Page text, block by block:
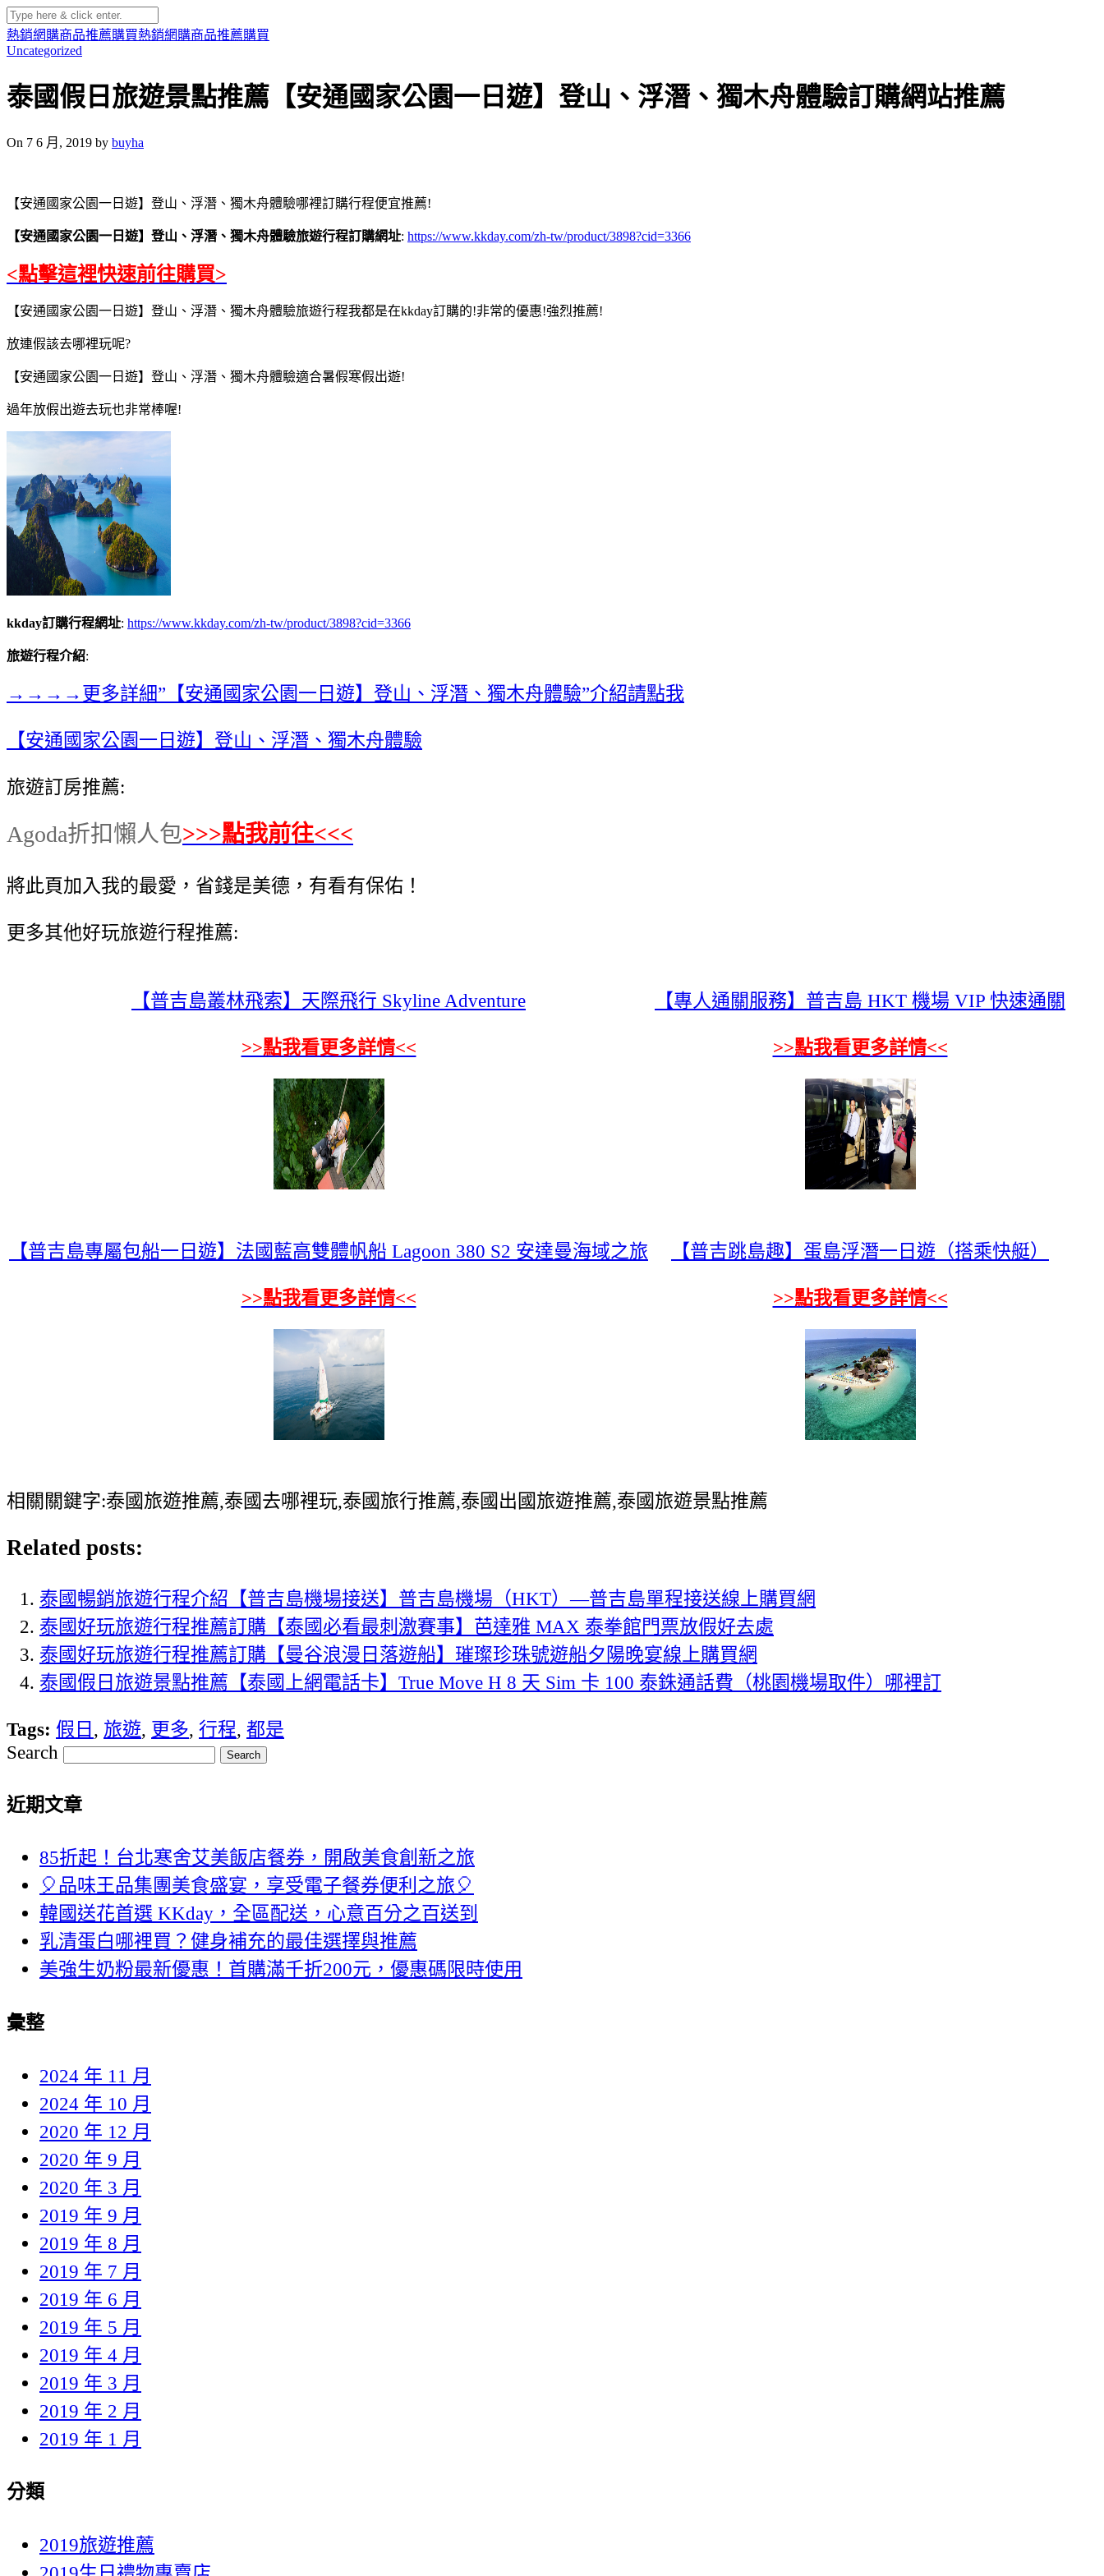
熱銷網購商品推薦購買熱銷網購商品推薦購買
Uncategorized
泰國假日旅遊景點推薦【安通國家公園一日遊】登山、浮潛、獨木舟體驗訂購網站推薦
On 7 6 月, 2019 by buyha
【安通國家公園一日遊】登山、浮潛、獨木舟體驗哪裡訂購行程便宜推薦!
【安通國家公園一日遊】登山、浮潛、獨木舟體驗旅遊行程訂購網址: https://www.kkday.com/zh-tw/product/3898?cid=3366
<點擊這裡快速前往購買>
【安通國家公園一日遊】登山、浮潛、獨木舟體驗旅遊行程我都是在kkday訂購的!非常的優惠!強烈推薦!
放連假該去哪裡玩呢?
【安通國家公園一日遊】登山、浮潛、獨木舟體驗適合暑假寒假出遊!
過年放假出遊去玩也非常棒喔!
kkday訂購行程網址: https://www.kkday.com/zh-tw/product/3898?cid=3366
旅遊行程介紹:
→→→→更多詳細”【安通國家公園一日遊】登山、浮潛、獨木舟體驗”介紹請點我
【安通國家公園一日遊】登山、浮潛、獨木舟體驗
旅遊訂房推薦:
Agoda折扣懶人包>>>點我前往<<<
將此頁加入我的最愛，省錢是美德，有看有保佑！
更多其他好玩旅遊行程推薦:
【普吉島叢林飛索】天際飛行 Skyline Adventure
>>點我看更多詳情<<
【專人通關服務】普吉島 HKT 機場 VIP 快速通關
>>點我看更多詳情<<
【普吉島專屬包船一日遊】法國藍高雙體帆船 Lagoon 380 S2 安達曼海域之旅
>>點我看更多詳情<<
【普吉跳島趣】蛋島浮潛一日遊（搭乘快艇）
>>點我看更多詳情<<
相關關鍵字:泰國旅遊推薦,泰國去哪裡玩,泰國旅行推薦,泰國出國旅遊推薦,泰國旅遊景點推薦
Related posts:
泰國暢銷旅遊行程介紹【普吉島機場接送】普吉島機場（HKT）—普吉島單程接送線上購買網
泰國好玩旅遊行程推薦訂購【泰國必看最刺激賽事】芭達雅 MAX 泰拳館門票放假好去處
泰國好玩旅遊行程推薦訂購【曼谷浪漫日落遊船】璀璨珍珠號遊船夕陽晚宴線上購買網
泰國假日旅遊景點推薦【泰國上網電話卡】True Move H 8 天 Sim 卡 100 泰銖通話費（桃園機場取件）哪裡訂
Tags: 假日 , 旅遊, 更多, 行程, 都是
Search
近期文章
85折起！台北寒舍艾美飯店餐券，開啟美食創新之旅
🎈品味王品集團美食盛宴，享受電子餐券便利之旅🎈
韓國送花首選 KKday，全區配送，心意百分之百送到
乳清蛋白哪裡買？健身補充的最佳選擇與推薦
美強生奶粉最新優惠！首購滿千折200元，優惠碼限時使用
彙整
2024 年 11 月
2024 年 10 月
2020 年 12 月
2020 年 9 月
2020 年 3 月
2019 年 9 月
2019 年 8 月
2019 年 7 月
2019 年 6 月
2019 年 5 月
2019 年 4 月
2019 年 3 月
2019 年 2 月
2019 年 1 月
分類
2019旅遊推薦